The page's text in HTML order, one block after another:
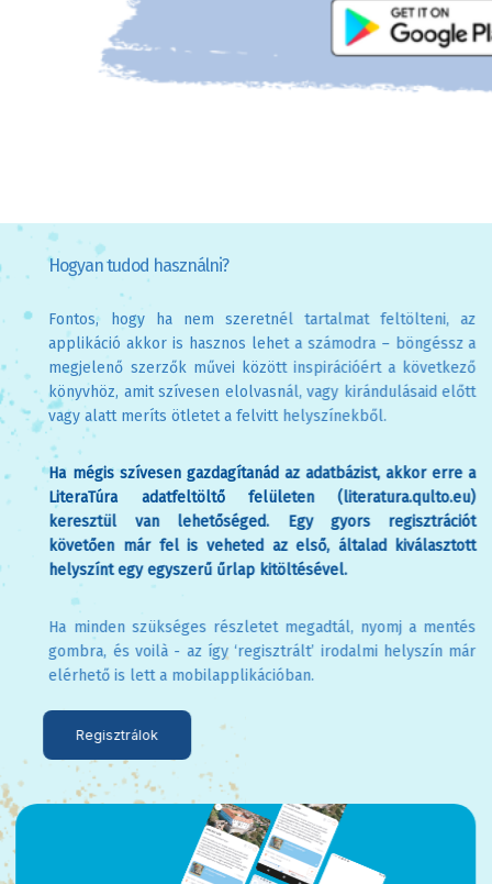
Hogyan tudod használni?
Fontos, hogy ha nem szeretnél tartalmat feltölteni, az
applikáció akkor is hasznos lehet a számodra – böngéssz a
megjelenő szerzők művei között inspirációért a következő
könyvhöz, amit szívesen elolvasnál, vagy kirándulásaid előtt
vagy alatt meríts ötletet a felvitt helyszínekből.
Ha mégis szívesen gazdagítanád az adatbázist, akkor erre a
LiteraTúra adatfeltöltő felületen (literatura.qulto.eu)
keresztül van lehetőséged. Egy gyors regisztrációt
követően már fel is veheted az első, általad kiválasztott
helyszínt egy egyszerű űrlap kitöltésével.
Ha minden szükséges részletet megadtál, nyomj a mentés
gombra, és voilà - az így ‘regisztrált’ irodalmi helyszín már
elérhető is lett a mobilapplikációban.
Regisztrálok